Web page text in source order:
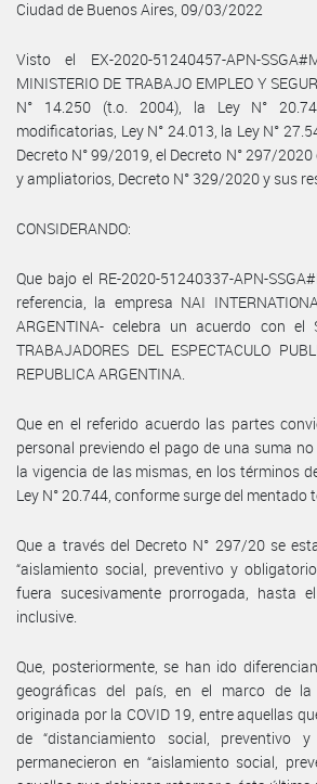
Ciudad de Buenos Aires, 09/03/2022
Visto el EX-2020-51240457-APN-
MINISTERIO DE TRABAJO EMPLEO Y
N° 14.250 (t.o. 2004), la Ley N°
modificatorias, Ley N° 24.013, la Ley N°
Decreto N° 99/2019, el Decreto N° 297/
y ampliatorios, Decreto N° 329/2020 y sus
CONSIDERANDO:
Que bajo el RE-2020-51240337-APN-
referencia, la empresa NAI
ARGENTINA- celebra un acuerdo con el
TRABAJADORES DEL ESPECTACULO
REPUBLICA ARGENTINA.
Que en el referido acuerdo las partes
personal previendo el pago de una suma
la vigencia de las mismas, en los términos
Ley N° 20.744, conforme surge del mentado
Que a través del Decreto N° 297/20 se
“aislamiento social, preventivo y
fuera sucesivamente prorrogada, hasta
inclusive.
Que, posteriormente, se han ido
geográficas del país, en el marco de la
originada por la COVID 19, entre aquellas
de “distanciamiento social, preventivo
permanecieron en “aislamiento social,